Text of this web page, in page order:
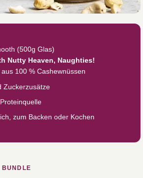
(500g Glas)
Nutty Heaven, Naughties!
100 % Cashewnüssen
Zuckerzusätze
zum Backen oder Kochen
BUNDLE